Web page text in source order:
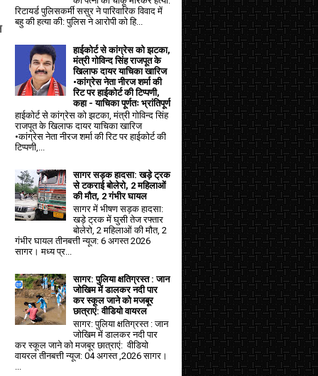
रिटायर्ड पुलिसकर्मी ससुर ने पारिवारिक विवाद में
बहु की हत्या की: पुलिस ने आरोपी को हि...
हाईकोर्ट से कांग्रेस को झटका,
मंत्री गोविन्द सिंह राजपूत के
खिलाफ दायर याचिका खारिज
•कांग्रेस नेता नीरज शर्मा की
रिट पर हाईकोर्ट की टिप्पणी,
कहा - याचिका पूर्णतः भ्रांतिपूर्ण
हाईकोर्ट से कांग्रेस को झटका, मंत्री गोविन्द सिंह
राजपूत के खिलाफ दायर याचिका खारिज
•कांग्रेस नेता नीरज शर्मा की रिट पर हाईकोर्ट की
टिप्पणी,...
सागर सड़क हादसा: खड़े ट्रक
से टकराई बोलेरो, 2 महिलाओं
की मौत, 2 गंभीर घायल
सागर में भीषण सड़क हादसा:
खड़े ट्रक में घुसी तेज रफ्तार
बोलेरो, 2 महिलाओं की मौत, 2
गंभीर घायल तीनबत्ती न्यूज: 6 अगस्त 2026
सागर। मध्य प्र...
सागर: पुलिया क्षतिग्रस्त : जान
जोखिम में डालकर नदी पार
कर स्कूल जाने को मजबूर
छात्राएं: वीडियो वायरल
सागर: पुलिया क्षतिग्रस्त : जान
जोखिम में डालकर नदी पार
कर स्कूल जाने को मजबूर छात्राएं: वीडियो
वायरल तीनबत्ती न्यूज: 04 अगस्त ,2026 सागर।